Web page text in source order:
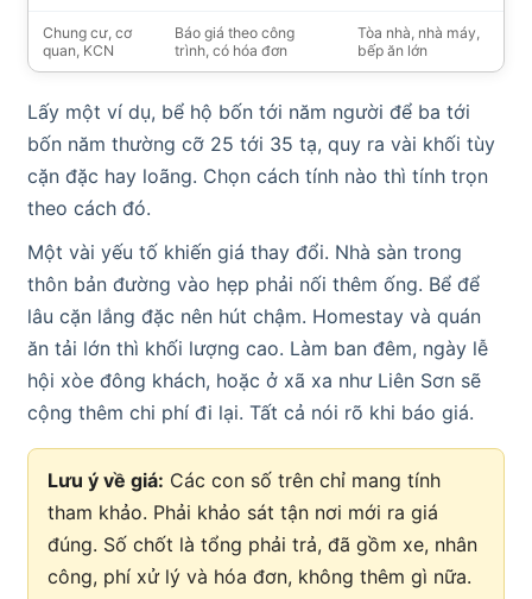
Chung cư, cơ
quan, KCN
Báo giá theo công
trình, có hóa đơn
Tòa nhà, nhà máy,
bếp ăn lớn
Lấy một ví dụ, bể hộ bốn tới năm người để ba tới
bốn năm thường cỡ 25 tới 35 tạ, quy ra vài khối tùy
cặn đặc hay loãng. Chọn cách tính nào thì tính trọn
theo cách đó.
Một vài yếu tố khiến giá thay đổi. Nhà sàn trong
thôn bản đường vào hẹp phải nối thêm ống. Bể để
lâu cặn lắng đặc nên hút chậm. Homestay và quán
ăn tải lớn thì khối lượng cao. Làm ban đêm, ngày lễ
hội xòe đông khách, hoặc ở xã xa như Liên Sơn sẽ
cộng thêm chi phí đi lại. Tất cả nói rõ khi báo giá.
Lưu ý về giá: Các con số trên chỉ mang tính
tham khảo. Phải khảo sát tận nơi mới ra giá
đúng. Số chốt là tổng phải trả, đã gồm xe, nhân
công, phí xử lý và hóa đơn, không thêm gì nữa.